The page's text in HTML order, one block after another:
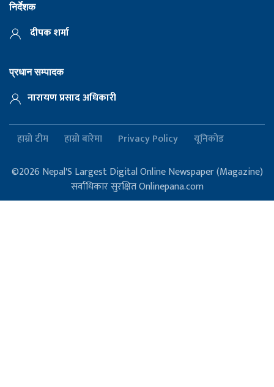
निर्देशक
दीपक शर्मा
प्रधान सम्पादक
नारायण प्रसाद अधिकारी
हाम्रो टीम हाम्रो बारेमा Privacy Policy यूनिकोड
©2026 Nepal'S Largest Digital Online Newspaper (Magazine)
सर्वाधिकार सुरक्षित Onlinepana.com